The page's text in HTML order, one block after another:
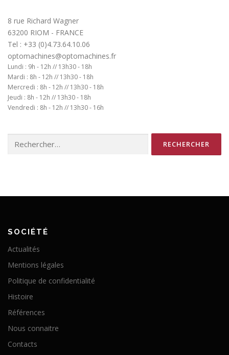
8 rue Richard Wagner
63200 RIOM - FRANCE
Tel : +33 (0)4.73.64.10.06
optomachines@optomachines.fr
Lundi : 9h - 12h // 13h30 - 18h
Mardi : 8h - 12h // 13h30 - 18h
Mercredi : 8h - 12h // 13h30 - 18h
Jeudi : 8h - 12h // 13h30 - 18h
Vendredi : 8h - 12h // 13h30 - 16h
SOCIÉTÉ
Actualités
Mentions légales
Politique de confidentialité
Histoire
Références
Nous connaitre
Contacts